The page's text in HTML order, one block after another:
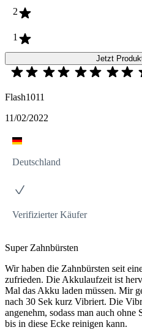
2
1
Jetzt
Flash1011
11/02/2022
Deutschland
Verifizierter Käufer
Super Zahnbürsten
Wir haben die Zahnbürsten seit
zufrieden. Die Akkulaufzeit ist
Mal das Akku laden müssen. Mir
nach 30 Sek kurz Vibriert. Die
angenehm, sodass man auch ohne
bis in diese Ecke reinigen kann.